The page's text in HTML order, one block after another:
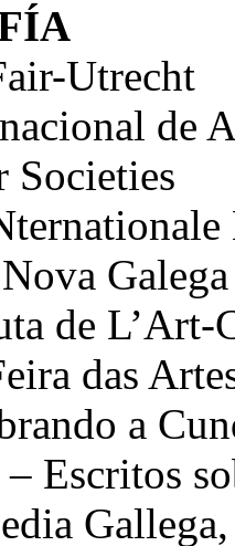
Utrecht
de
Societies
de
das
a
Escritos